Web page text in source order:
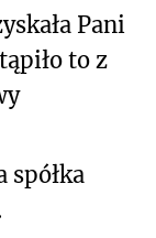
Pani
to z
spółka